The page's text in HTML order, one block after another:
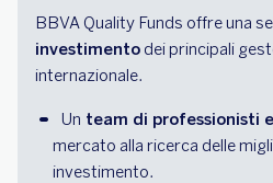
BBVA Quality Funds offre una
investimento dei principali
internazionale.
Un team di professionisti
mercato alla ricerca delle
investimento.